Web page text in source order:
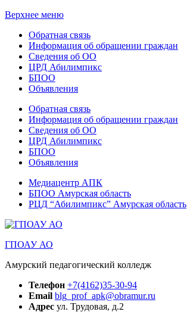
Верхнее меню
Обратная связь
Информация об обращении граждан
Сведения об ОО
ЦРД Абилимпикс
БПОО
Объявления
Обратная связь
Информация об обращении граждан
Сведения об ОО
ЦРД Абилимпикс
БПОО
Объявления
Медиацентр АПК
БПОО Амурская область
РЦД “Абилимпикс” Амурская область
ГПОАУ АО
Амурский педагогический колледж
Телефон +7(4162)35-30-94
Email blg_prof_apk@obramur.ru
Адрес ул. Трудовая, д.2